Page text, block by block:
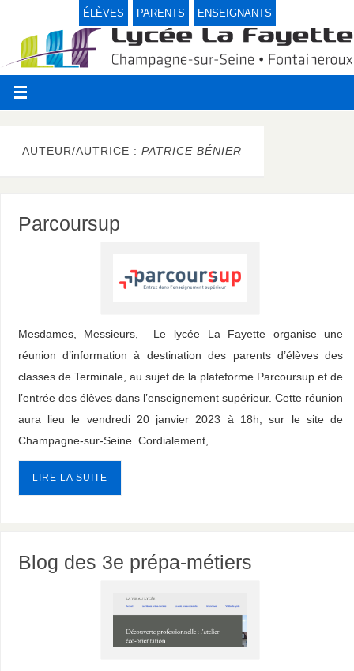
ÉLÈVES PARENTS ENSEIGNANTS
AUTEUR/AUTRICE : PATRICE BÉNIER
Parcoursup
Mesdames, Messieurs, Le lycée La Fayette organise une
réunion d’information à destination des parents d’élèves des
classes de Terminale, au sujet de la plateforme Parcoursup et de
l’entrée des élèves dans l’enseignement supérieur. Cette réunion
aura lieu le vendredi 20 janvier 2023 à 18h, sur le site de
Champagne-sur-Seine. Cordialement,…
LIRE LA SUITE
Blog des 3e prépa-métiers